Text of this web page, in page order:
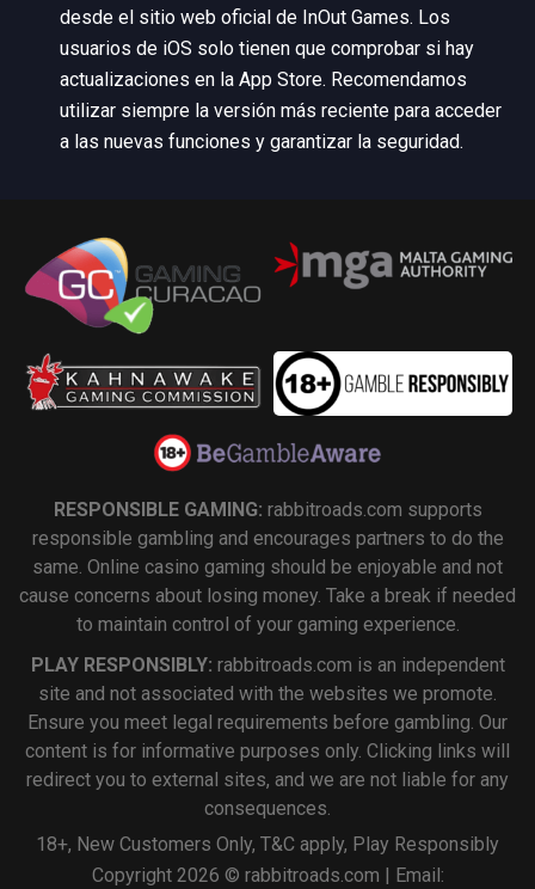
desde el sitio web oficial de InOut Games. Los
usuarios de iOS solo tienen que comprobar si hay
actualizaciones en la App Store. Recomendamos
utilizar siempre la versión más reciente para acceder
a las nuevas funciones y garantizar la seguridad.
RESPONSIBLE GAMING: rabbitroads.com supports
responsible gambling and encourages partners to do the
same. Online casino gaming should be enjoyable and not
cause concerns about losing money. Take a break if needed
to maintain control of your gaming experience.
PLAY RESPONSIBLY: rabbitroads.com is an independent
site and not associated with the websites we promote.
Ensure you meet legal requirements before gambling. Our
content is for informative purposes only. Clicking links will
redirect you to external sites, and we are not liable for any
consequences.
18+, New Customers Only, T&C apply, Play Responsibly
Copyright 2026 © rabbitroads.com | Email: